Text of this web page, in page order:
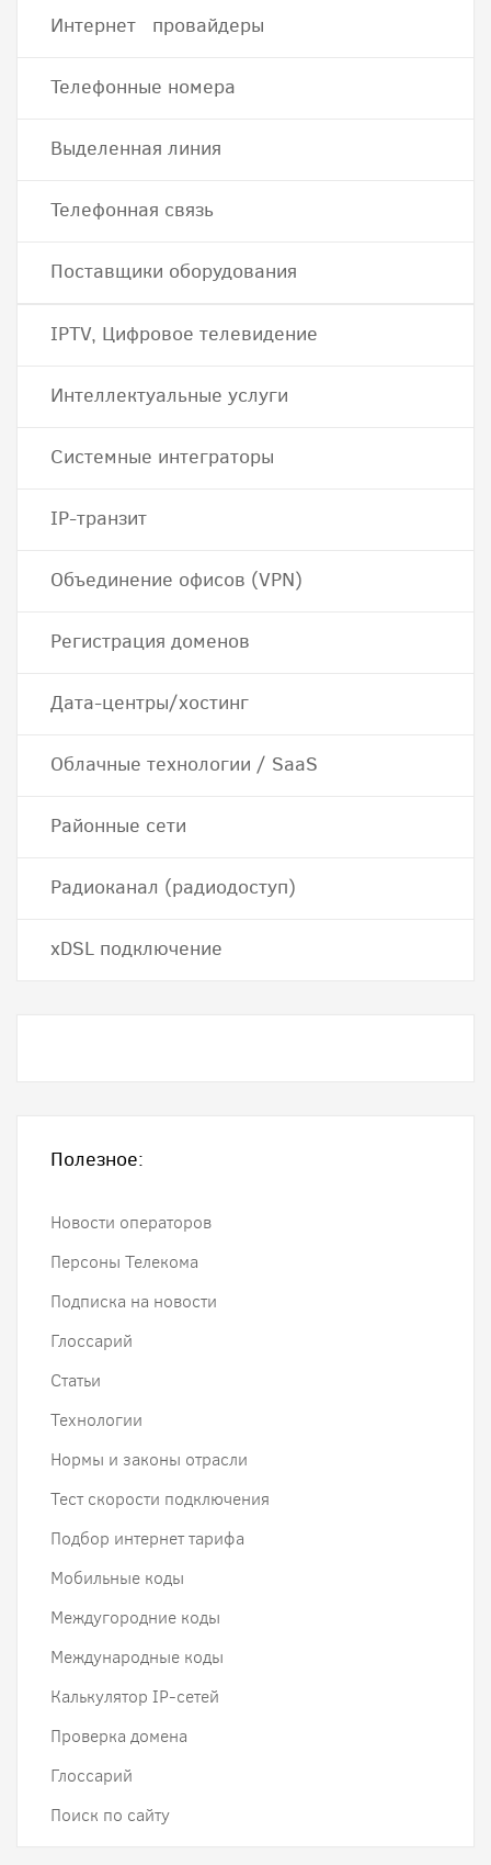
Интернет провайдеры
Телефонные номера
Выделенная линия
Телефонная связь
Поставщики оборудования
IPTV, Цифровое телевидение
Интеллектуальные услуги
Системные интеграторы
IP-транзит
Объединение офисов (VPN)
Регистрация доменов
Дата-центры/хостинг
Облачные технологии / SaaS
Районные сети
Радиоканал (радиодоступ)
хDSL подключение
Полезное:
Новости операторов
Персоны Телекома
Подписка на новости
Глоссарий
Статьи
Технологии
Нормы и законы отрасли
Тест скорости подключения
Подбор интернет тарифа
Мобильные коды
Междугородние коды
Международные коды
Калькулятор IP-сетей
Проверка домена
Глоссарий
Поиск по сайту